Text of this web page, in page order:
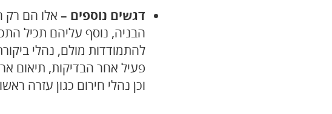
דגשים נוספים – אלו הם רק
הבניה, נוסף עליהם תכיל
להתמודדות מולם, נהלי
פעיל אחר הבדיקות, תיאום
וכן נהלי חירום כגון עזרה